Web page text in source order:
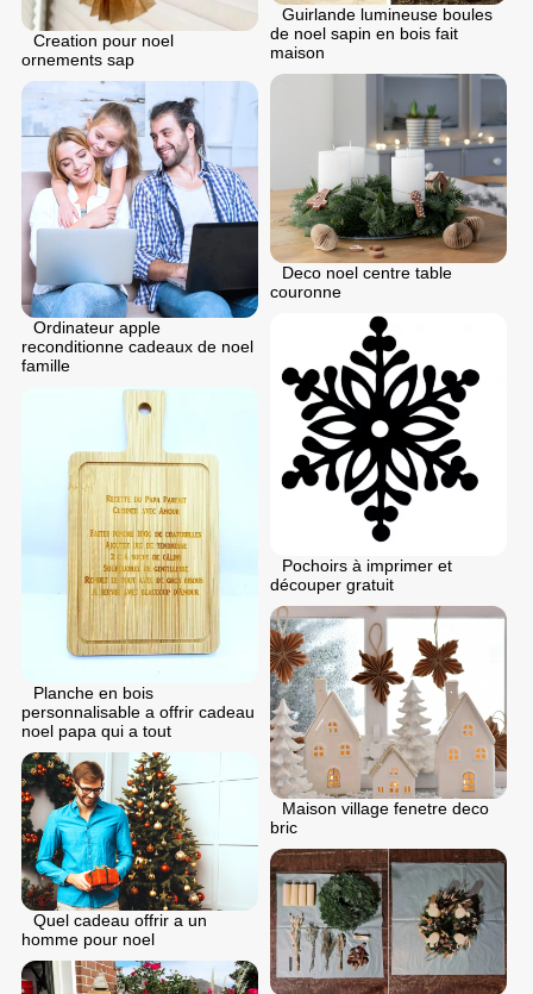
Guirlande lumineuse boules
de noel sapin en bois fait
maison
Creation pour noel
ornements sap
Deco noel centre table
couronne
Ordinateur apple
reconditionne cadeaux de noel
famille
Pochoirs à imprimer et
découper gratuit
Planche en bois
personnalisable a offrir cadeau
noel papa qui a tout
Maison village fenetre deco
bric
Quel cadeau offrir a un
homme pour noel